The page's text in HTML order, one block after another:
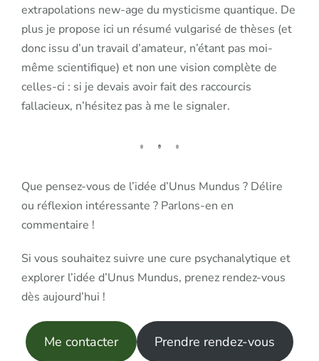
extrapolations new-age du mysticisme quantique. De
plus je propose ici un résumé vulgarisé de thèses (et
donc issu d’un travail d’amateur, n’étant pas moi-
même scientifique) et non une vision complète de
celles-ci : si je devais avoir fait des raccourcis
fallacieux, n’hésitez pas à me le signaler.
Que pensez-vous de l’idée d’Unus Mundus ? Délire
ou réflexion intéressante ? Parlons-en en
commentaire !
Si vous souhaitez suivre une cure psychanalytique et
explorer l’idée d’Unus Mundus, prenez rendez-vous
dès aujourd’hui !
Me contacter Prendre rendez-vous